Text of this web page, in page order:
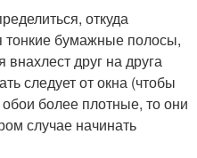
откуда
тонкие бумажные полосы,
внахлест друг на друга
следует от окна (чтобы
более плотные, то они
случае начинать